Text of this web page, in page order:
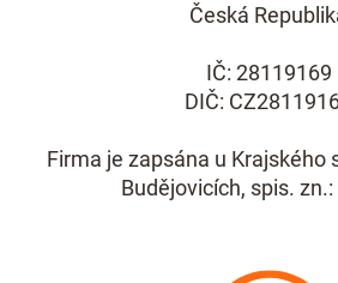
Česká
IČ: 28119169
DIČ:
Firma je zapsána u Krajského
Budějovicích, spis.